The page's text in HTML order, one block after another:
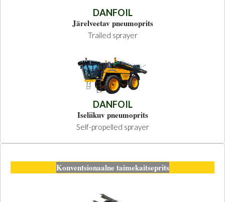
DANFOIL
Järelveetav pneumoprits
Trailed sprayer
DANFOIL
Iseliikuv pneumoprits
Self-propelled sprayer
Konventsionaalne taimekaitseprits